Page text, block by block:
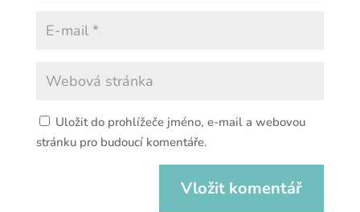
Uložit do prohlížeče jméno, e-mail a webovou
stránku pro budoucí komentáře.